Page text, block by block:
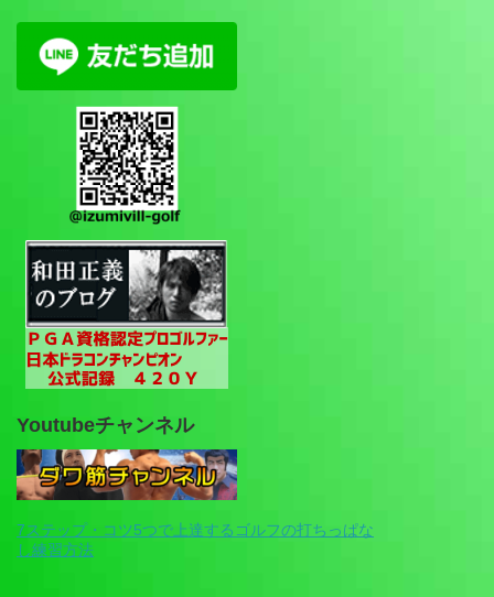
Youtubeチャンネル
7ステップ・コツ5つで上達するゴルフの打ちっぱな
し練習方法